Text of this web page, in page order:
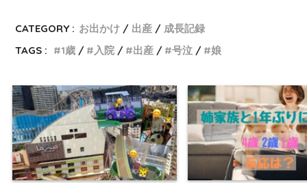
CATEGORY : お出かけ 出産
成長記録
TAGS :
1歳 入院 出産 号泣 娘